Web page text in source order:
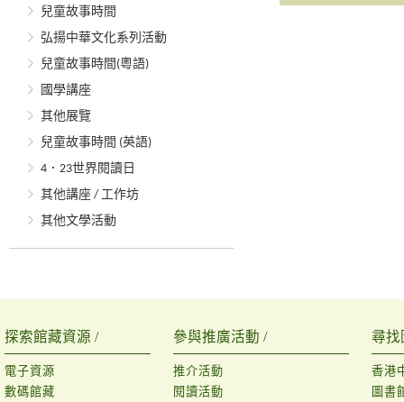
兒童故事時間
弘揚中華文化系列活動
兒童故事時間(粵語)
國學講座
其他展覽
兒童故事時間 (英語)
4．23世界閱讀日
其他講座 / 工作坊
其他文學活動
探索館藏資源 /
電子資源
數碼館藏
參與推廣活動 /
推介活動
閱讀活動
尋找
香港
圖書